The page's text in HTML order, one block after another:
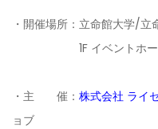
・開催場所：立命館大学/
1F イベントホー
・主 催： 株式会社 ライ
ョブ